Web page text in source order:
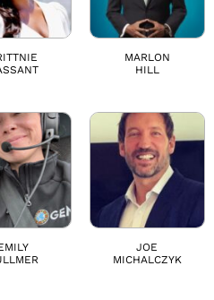
MARLON
HILL
JOE
MICHALCZYK